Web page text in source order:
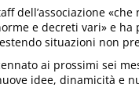
dell’associazione
e decreti vari» e
situazioni non
ai prossimi sei
idee, dinamicità e